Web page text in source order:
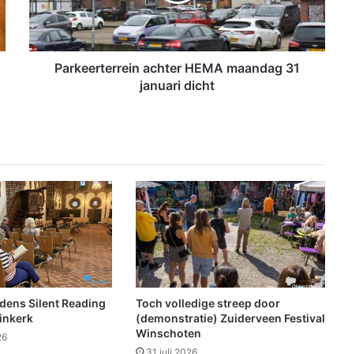
r
t
e
c
h
t
e
r
H
E
M
A
m
Parkeerterrein achter HEMA maandag 31
januari dicht
Silent Reading
Toch volledige streep door
(demonstratie) Zuiderveen Festival
Winschoten